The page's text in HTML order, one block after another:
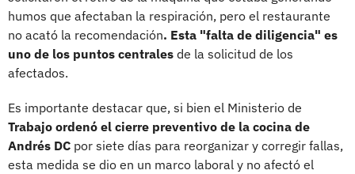
humos que afectaban la respiración, pero el restaurante
no acató la recomendación. Esta "falta de diligencia" es
uno de los puntos centrales de la solicitud de los
afectados.
Es importante destacar que, si bien el Ministerio de
Trabajo ordenó el cierre preventivo de la cocina de
Andrés DC por siete días para reorganizar y corregir fallas,
esta medida se dio en un marco laboral y no afectó el